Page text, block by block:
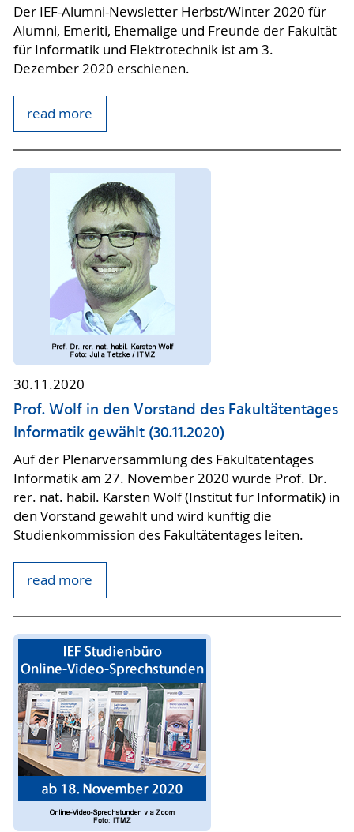
Der IEF-Alumni-Newsletter Herbst/Winter 2020 für
Alumni, Emeriti, Ehemalige und Freunde der Fakultät
für Informatik und Elektrotechnik ist am 3.
Dezember 2020 erschienen.
read more
30.11.2020
Prof. Wolf in den Vorstand des Fakultätentages
Informatik gewählt (30.11.2020)
Auf der Plenarversammlung des Fakultätentages
Informatik am 27. November 2020 wurde Prof. Dr.
rer. nat. habil. Karsten Wolf (Institut für Informatik) in
den Vorstand gewählt und wird künftig die
Studienkommission des Fakultätentages leiten.
read more